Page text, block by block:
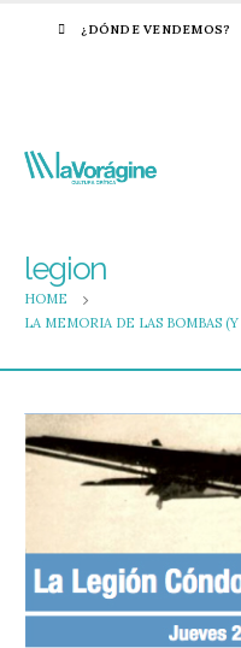
¿DÓNDE VENDEMOS?
legion
HOME
LA MEMORIA DE LAS BOMBAS